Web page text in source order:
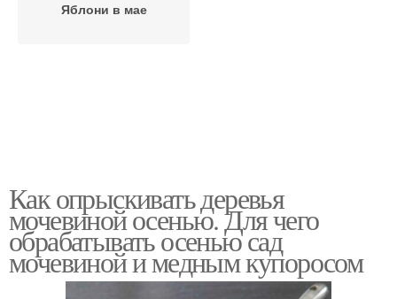
Яблони в мае
Как опрыскивать деревья
мочевиной осенью. Для чего
обрабатывать осенью сад
мочевиной и медным купоросом